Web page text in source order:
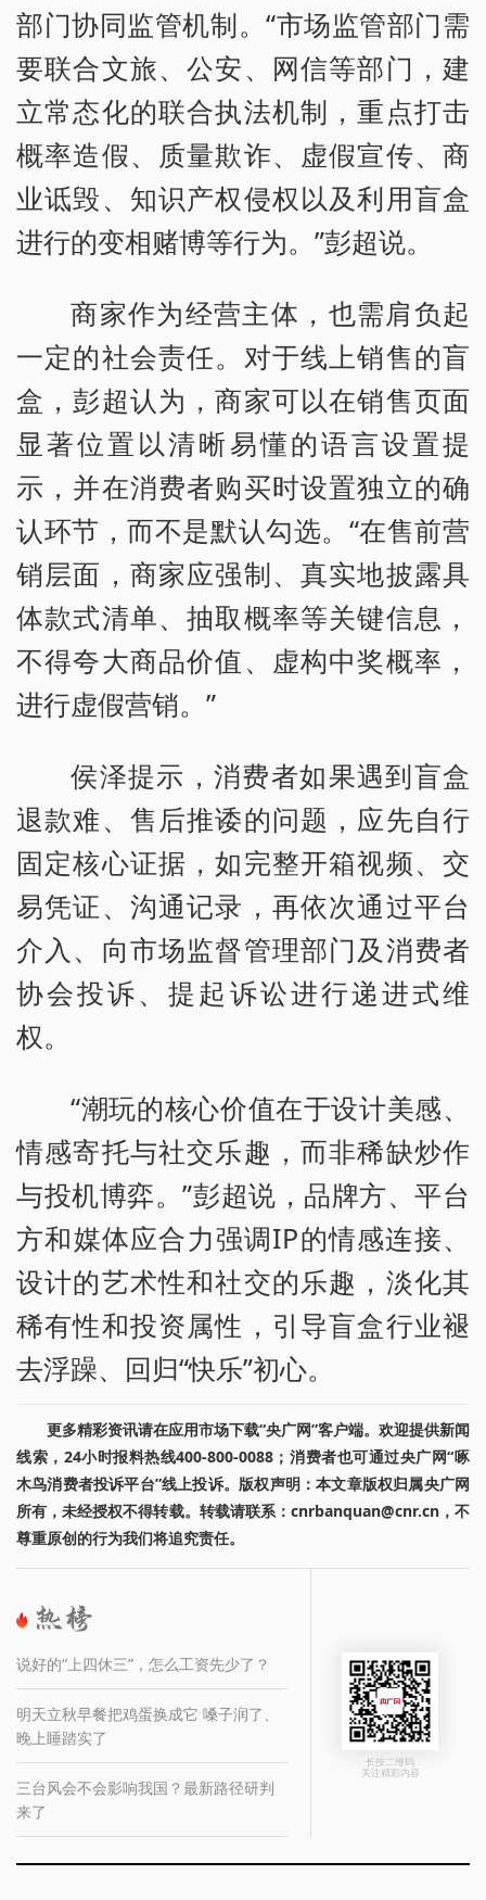
部门协同监管机制。“市场监管部门需
要联合文旅、公安、网信等部门，建
立常态化的联合执法机制，重点打击
概率造假、质量欺诈、虚假宣传、商
业诋毁、知识产权侵权以及利用盲盒
进行的变相赌博等行为。”彭超说。
商家作为经营主体，也需肩负起
一定的社会责任。对于线上销售的盲
盒，彭超认为，商家可以在销售页面
显著位置以清晰易懂的语言设置提
示，并在消费者购买时设置独立的确
认环节，而不是默认勾选。“在售前营
销层面，商家应强制、真实地披露具
体款式清单、抽取概率等关键信息，
不得夸大商品价值、虚构中奖概率，
进行虚假营销。”
侯泽提示，消费者如果遇到盲盒
退款难、售后推诿的问题，应先自行
固定核心证据，如完整开箱视频、交
易凭证、沟通记录，再依次通过平台
介入、向市场监督管理部门及消费者
协会投诉、提起诉讼进行递进式维
权。
“潮玩的核心价值在于设计美感、
情感寄托与社交乐趣，而非稀缺炒作
与投机博弈。”彭超说，品牌方、平台
方和媒体应合力强调IP的情感连接、
设计的艺术性和社交的乐趣，淡化其
稀有性和投资属性，引导盲盒行业褪
去浮躁、回归“快乐”初心。
更多精彩资讯请在应用市场下载“央广网”客户端。欢迎提供新闻
线索，24小时报料热线400-800-0088；消费者也可通过央广网“啄
木鸟消费者投诉平台”线上投诉。版权声明：本文章版权归属央广网
所有，未经授权不得转载。转载请联系：cnrbanquan@cnr.cn，不
尊重原创的行为我们将追究责任。
说好的“上四休三”，怎么工资先少了？
明天立秋早餐把鸡蛋换成它 嗓子润了、
晚上睡踏实了
三台风会不会影响我国？最新路径研判
来了
长按二维码
关注精彩内容